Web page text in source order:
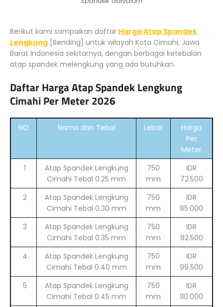
Berikut kami sampaikan daftar Harga Atap Spandek
Lengkung [Bending] untuk wilayah Kota Cimahi, Jawa
Barat Indonesia sekitarnya, dengan berbagai ketebalan
atap spandek melengkung yang ada butuhkan.
Daftar Harga Atap Spandek Lengkung
Cimahi Per Meter 2026
NO Nama dan Tebal Lebar
Harga
Per
Meter
1
Atap Spandek Lengkung
Cimahi Tebal 0.25 mm
750
mm
IDR
72.500
2
Atap Spandek Lengkung
Cimahi Tebal 0.30 mm
750
mm
IDR
85.000
3
Atap Spandek Lengkung
Cimahi Tebal 0.35 mm
750
mm
IDR
92.500
4
Atap Spandek Lengkung
Cimahi Tebal 0.40 mm
750
mm
IDR
99.500
5
Atap Spandek Lengkung
Cimahi Tebal 0.45 mm
750
mm
IDR
110.000